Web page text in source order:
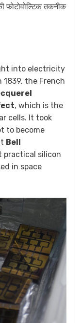
फोटोवोल्टिक तकनीक
into electricity
the French
, which is the
cells. It took
to become
Bell
practical silicon
in space